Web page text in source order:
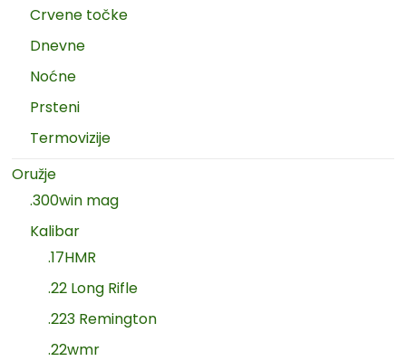
Crvene točke
Dnevne
Noćne
Prsteni
Termovizije
Oružje
.300win mag
Kalibar
.17HMR
.22 Long Rifle
.223 Remington
.22wmr